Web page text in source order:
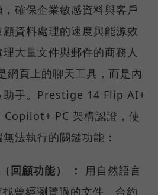
確保企業敏感資料與客戶
資料處理的速度與能源效
大量文件與郵件的商務人
網頁上的聊天工具，而是內
助手。Prestige 14 Flip AI+
PC 架構認證，使
法執行的關鍵功能：
回顧功能） ：
用自然語言
曾經瀏覽過的文件、合約